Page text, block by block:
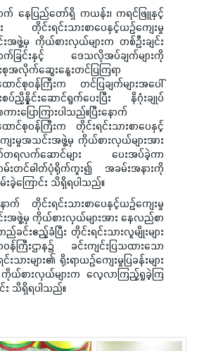
က် နေပြည်တော်ရှိ ကယန်း၊ ကရင်ဖြူနှင့်
တိုင်းရင်းသားစာပေနှင့်ယဉ်ကျေးမှု
အဖွဲ့မှ ကိုယ်စားလှယ်များက တစ်ဦးချင်း
ခြင်းနှင့် ဒေသလိုအပ်ချက်များကို
စုအလိုက်ဆွေးနွေးတင်ပြကြရာ
ောင်စုဝန်ကြီးက တင်ပြချက်များအပေါ်
းစပ်ညှိနှိုင်းဆောင်ရွက်ပေးပြီး နိဂုံးချုပ်
ားပြောကြားပါသည်။ပြီးနောက်
ောင်စုဝန်ကြီးက တိုင်းရင်းသားစာပေနှင့်
ေးမှုအသင်းအဖွဲ့မှ ကိုယ်စားလှယ်များအား
ရလက်ဆောင်များ ပေးအပ်ခဲ့ကာ
းတင်ဓါတ်ပုံရိုက်ကူး၍ အခမ်းအနားကို
ခဲ့ကြောင်း သိရှိရပါသည်။
ောက် တိုင်းရင်းသားစာပေနှင့်ယဉ်ကျေးမှု
အဖွဲ့မှ ကိုယ်စားလှယ်များအား နေလည်စာ
ည်ခင်းဧည့်ခံပြီး တိုင်းရင်းသားလူမျိုးများ
ဝန်ကြီးဌာန၌ ခင်းကျင်းပြသထားသော
းသားများ၏ ရိုးရာယဉ်ကျေးမှုပြခန်းများ
ယ်စားလှယ်များက လေ့လာကြည့်ရှုခဲ့ကြ
း သိရှိရပါသည်။